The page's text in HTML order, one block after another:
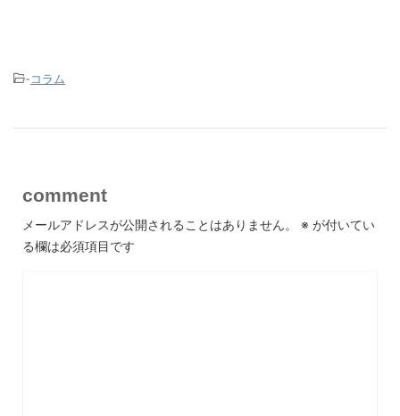
-コラム
comment
メールアドレスが公開されることはありません。 ※ が付いてい
る欄は必須項目です